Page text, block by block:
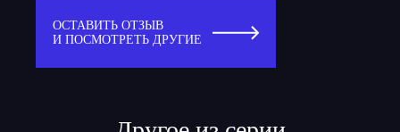
ОСТАВИТЬ ОТЗЫВ
И ПОСМОТРЕТЬ ДРУГИЕ